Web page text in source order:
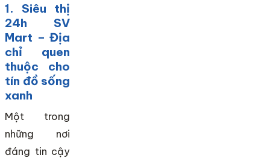
1. Siêu thị
24h SV
Mart – Địa
chỉ quen
thuộc cho
tín đồ sống
xanh
Một trong
những nơi
đáng tin cậy